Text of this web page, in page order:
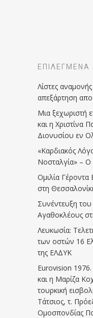
ΕΠΙΛΕΓΜΈΝΑ
Λίστες
απεξάρτηση
Μια ξεχωριστή
και η Χριστίνα
Διονυσίου εν
«Καρδιακός
Νοσταλγία» – Ο
Ομιλία
στη
Συνέντευξη
Αγαθοκλέους
Λευκωσία:
των οστών 16
της ΕΛΔΥΚ
Eurovision
και η Μαρίζα
τουρκική
Τάτσιος, τ.
Ομοσπονδίας